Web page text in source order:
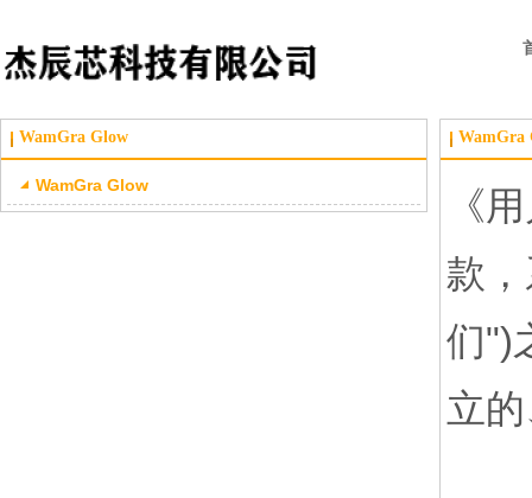
WamGra Glow
WamGra Glow
WamGra
《
款
们")
立